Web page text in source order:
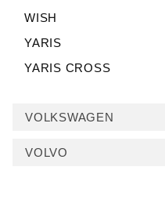
WISH
YARIS
YARIS CROSS
VOLKSWAGEN
VOLVO